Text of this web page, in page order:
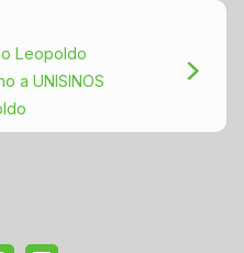
Leopoldo
a UNISINOS